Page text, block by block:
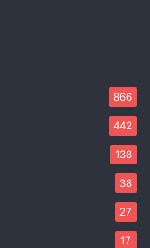
866
442
138
38
27
17